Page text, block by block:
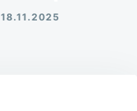
18.11.2025